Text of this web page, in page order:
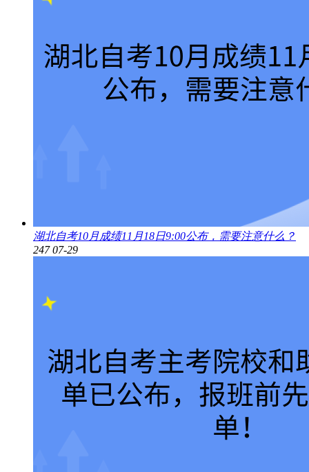
湖北自考10月成绩11月18日9:00公布，需要注意什么？
247 07-29